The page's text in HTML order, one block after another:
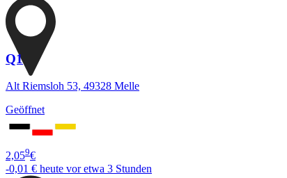
Q1
Alt Riemsloh 53, 49328 Melle
Geöffnet
2,059€
-0,01 € heute vor etwa 3 Stunden